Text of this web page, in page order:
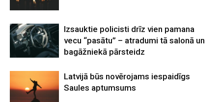
Izsauktie policisti drīz vien pamana
vecu “pasātu” – atradumi tā salonā un
bagāžniekā pārsteidz
Latvijā būs novērojams iespaidīgs
Saules aptumsums